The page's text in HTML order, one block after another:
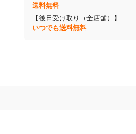
送料330円（離島を除く）。
送料無料
【後日受け取り（全店舗）】